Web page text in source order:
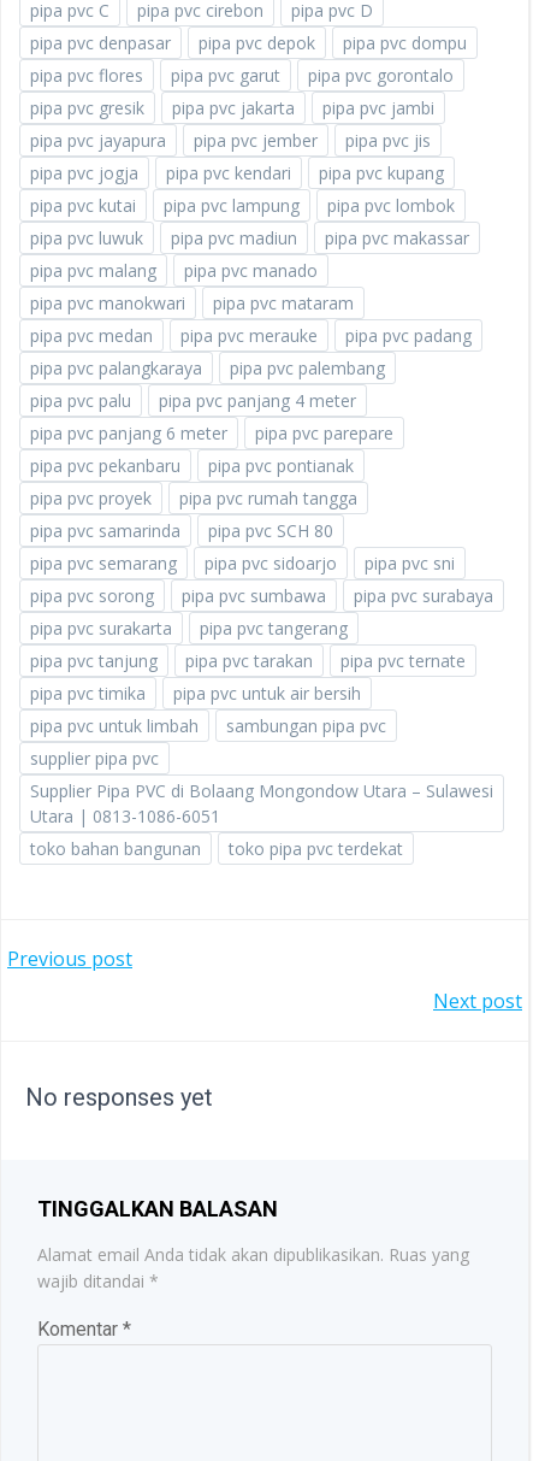
pipa pvc C pipa pvc cirebon
pipa pvc D
pipa pvc denpasar
pipa pvc depok
pipa pvc dompu
pipa pvc flores
pipa pvc garut
pipa pvc gorontalo
pipa pvc gresik
pipa pvc jakarta
pipa pvc jambi
pipa pvc jayapura
pipa pvc jember
pipa pvc jis
pipa pvc jogja
pipa pvc kendari
pipa pvc kupang
pipa pvc kutai
pipa pvc lampung
pipa pvc lombok
pipa pvc luwuk
pipa pvc madiun
pipa pvc makassar
pipa pvc malang
pipa pvc manado
pipa pvc manokwari
pipa pvc mataram
pipa pvc medan
pipa pvc merauke
pipa pvc padang
pipa pvc palangkaraya
pipa pvc palembang
pipa pvc palu
pipa pvc panjang 4 meter
pipa pvc panjang 6 meter
pipa pvc parepare
pipa pvc pekanbaru
pipa pvc pontianak
pipa pvc proyek
pipa pvc rumah tangga
pipa pvc samarinda
pipa pvc SCH 80
pipa pvc semarang
pipa pvc sidoarjo
pipa pvc sni
pipa pvc sorong
pipa pvc sumbawa
pipa pvc surabaya
pipa pvc surakarta
pipa pvc tangerang
pipa pvc tanjung
pipa pvc tarakan
pipa pvc ternate
pipa pvc timika
pipa pvc untuk air bersih
pipa pvc untuk limbah
sambungan pipa pvc
supplier pipa pvc
Supplier Pipa PVC di Bolaang Mongondow Utara – Sulawesi
Utara | 0813-1086-6051
toko bahan bangunan
toko pipa pvc terdekat
POST
Previous post
Next post
No responses yet
TINGGALKAN BALASAN
Alamat email Anda tidak akan dipublikasikan. Ruas yang
wajib ditandai *
Komentar *